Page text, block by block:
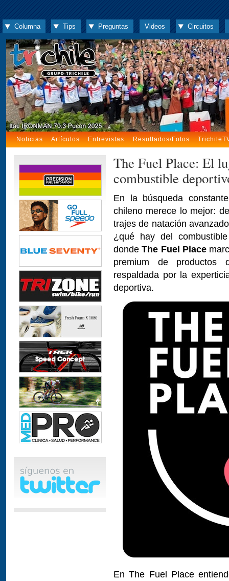
Columna Tips Preguntas Videos Circuitos
Noticias Artículos Entrevistas Resultados/Fotos
The Fuel Place: El
combustible
En la búsqueda
chileno merece lo mejor:
trajes de natación
¿qué hay del
dondeThe Fuel Place
premium de productos
respaldada por la
deportiva.
En The Fuel Place